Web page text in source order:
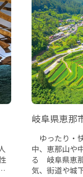
岐阜県恵那
ゆったり・
中、恵那山や
る 岐阜県恵
気、街道や城